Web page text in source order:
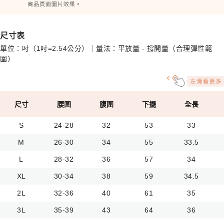
尺寸表
單位：吋（1吋=2.54公分）｜量法：平放量 - 撐開量（合理彈性範
圍）
尺寸 腰圍 腹圍 下擺 全長
S 24-28 32 53 33
M 26-30 34 55 33.5
L 28-32 36 57 34
XL 30-34 38 59 34.5
2L 32-36 40 61 35
3L 35-39 43 64 36